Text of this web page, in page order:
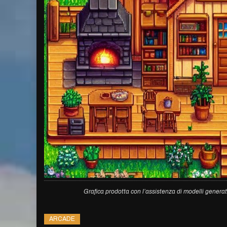
Grafica prodotta con l’assistenza di modelli
ARCADE